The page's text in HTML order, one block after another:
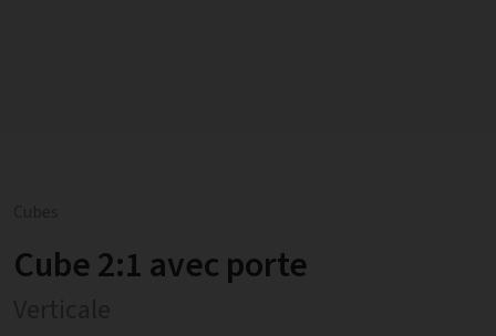
Cube 2:1 avec porte